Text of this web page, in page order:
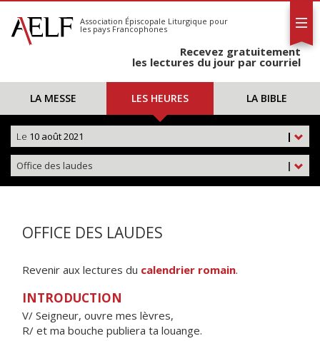
S'abonner
Calendrier
Association Épiscopale Liturgique pour
les pays Francophones
Recevez gratuitement
les lectures du jour par courriel
LA MESSE LES HEURES LA BIBLE
|
Le 10 août 2021
|
Office des laudes
OFFICE DES LAUDES
Revenir aux lectures du calendrier romain.
INTRODUCTION
V/ Seigneur, ouvre mes lèvres,
R/ et ma bouche publiera ta louange.